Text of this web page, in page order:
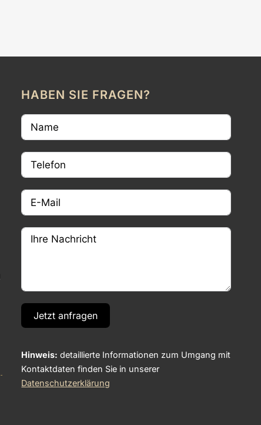
HABEN SIE FRAGEN?
Jetzt anfragen
Hinweis: detaillierte Informationen zum Umgang mit
Kontaktdaten finden Sie in unserer
Datenschutzerklärung